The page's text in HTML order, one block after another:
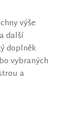
výše
další
doplněk
vybraných
a